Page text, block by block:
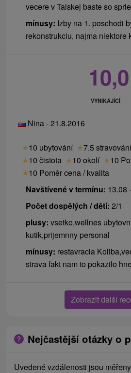
vecere v Talskej baste so
mínusy: Izby na 1. poschodi
rekonstrukciu, najma niektore
10,0
VYNIKAJÍCÍ
Nina - 21.8.2016
★10 ubytování ★7.5 stravování
★10 čistota ★10 okolí ★10
★10 Poměr cena / kvalita
Navštívené v termínu: 13.08
Počet dospělých / dětí: 2/1
plusy: vsetko,wellnes
kutik,prijemnny personal
mínusy: restavracia
strava fakt nam to pokazilo
Zobrazit další
Nejčastější otázky o
Uvedené vzdálenosti jsou